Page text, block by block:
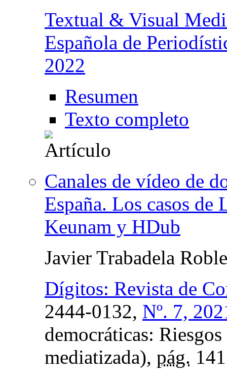
Textual & Visual
Española de
2022
Resumen
Texto completo
Canales de vídeo de
España. Los casos
Keunam y HDub
Javier Trabadela
Dígitos: Revista de
2444-0132, Nº. 7,
democráticas:
mediatizada), pág. 141